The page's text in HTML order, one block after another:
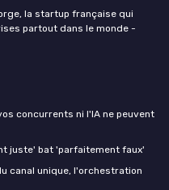
la startup française qui
partout dans le monde -
concurrents ni l'IA ne peuvent
juste' bat 'parfaitement faux'
canal unique, l'orchestration